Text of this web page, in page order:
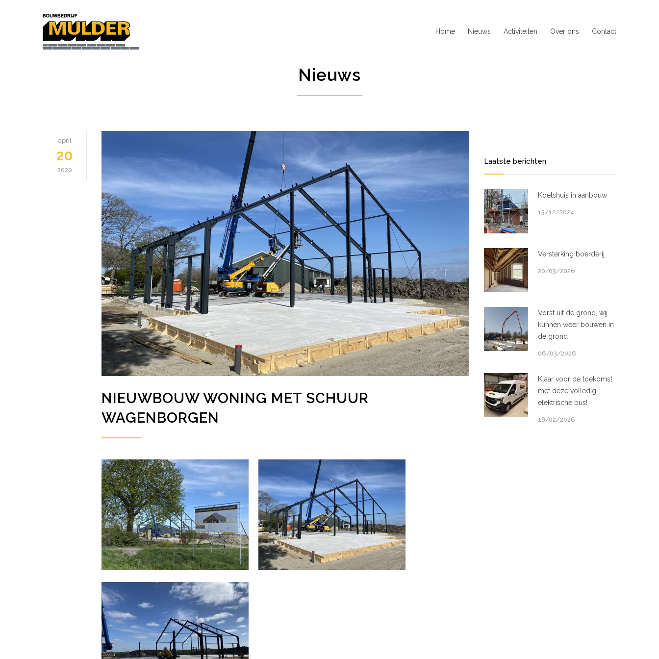
Home Nieuws Activiteiten Over ons Contact
Nieuws
april
20
2020
NIEUWBOUW WONING MET SCHUUR
WAGENBORGEN
Laatste berichten
Koetshuis in aanbouw
13/12/2024
Versterking boerderij
20/03/2026
Vorst uit de grond, wij
kunnen weer bouwen in
de grond
06/03/2026
Klaar voor de toekomst
met deze volledig
elektrische bus!
18/02/2026